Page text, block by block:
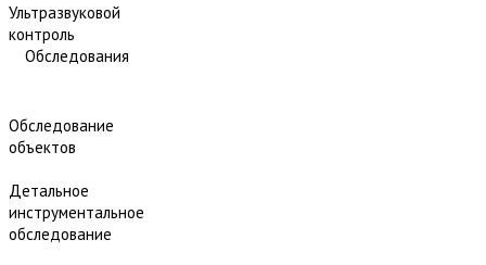
Ультразвуковой
контроль
Обследования
Обследование
объектов
Детальное
инструментальное
обследование